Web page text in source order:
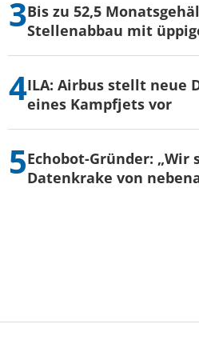
Bis zu 52,5
Stellenabbau mit
ILA: Airbus stellt neue
eines Kampfjets vor
Echobot-Gründer:
Datenkrake von